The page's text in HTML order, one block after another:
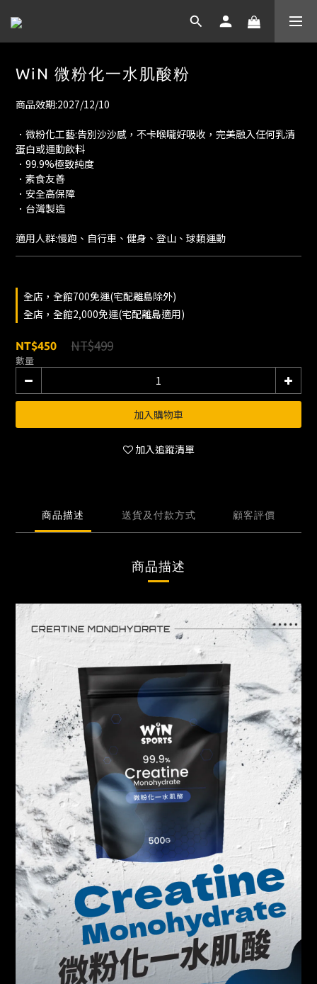
WiN 微粉化一水肌酸粉
商品效期:2027/12/10
．微粉化工藝:告別沙沙感，不卡喉嚨好吸收，完美融入任何乳清
蛋白或運動飲料
．99.9%極致純度
．素食友善
．安全高保障
．台灣製造
適用人群:慢跑、自行車、健身、登山、球類運動
全店，全館700免運(宅配離島除外)
全店，全館2,000免運(宅配離島適用)
NT$450 NT$499
數量
加入購物車
加入追蹤清單
商品描述 送貨及付款方式 顧客評價
商品描述